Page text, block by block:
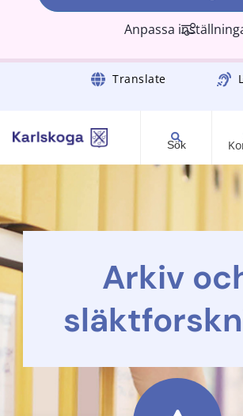
Anpassa
Gå till innehåll Translate
Sök
Arkiv